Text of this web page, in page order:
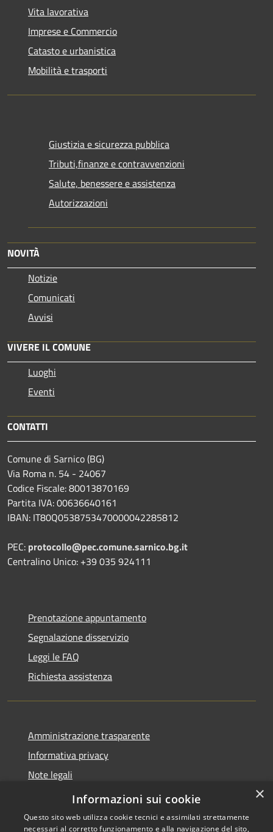
Vita lavorativa
Imprese e Commercio
Catasto e urbanistica
Mobilità e trasporti
Giustizia e sicurezza pubblica
Tributi,finanze e contravvenzioni
Salute, benessere e assistenza
Autorizzazioni
NOVITÀ
Notizie
Comunicati
Avvisi
VIVERE IL COMUNE
Luoghi
Eventi
CONTATTI
Comune di Sarnico (BG)
Via Roma n. 54 - 24067
Codice Fiscale: 80013870169
Partita IVA: 00636640161
IBAN: IT80Q0538753470000042285812
PEC: protocollo@pec.comune.sarnico.bg.it
Centralino Unico: +39 035 924111
Prenotazione appuntamento
Segnalazione disservizio
Leggi le FAQ
Richiesta assistenza
Amministrazione trasparente
Informativa privacy
Note legali
Dichiarazione di accessibilità
×
Informazioni sui cookie
Questo sito web utilizza cookie tecnici e assimilati strettamente
necessari al corretto funzionamento e alla navigazione del sito,